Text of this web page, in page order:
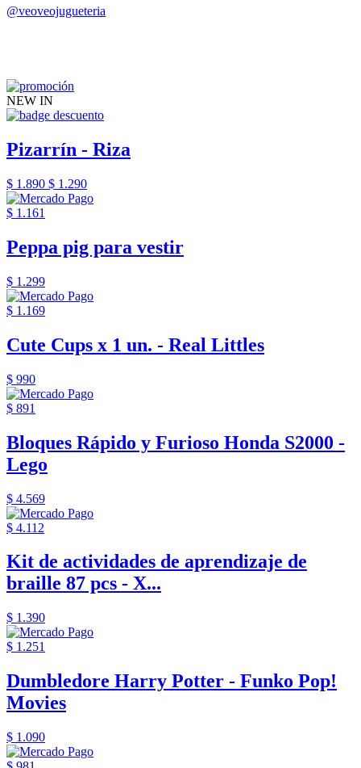
@veoveojugueteria
NEW IN
Pizarrín - Riza
$ 1.890 $ 1.290
$ 1.161
Peppa pig para vestir
$ 1.299
$ 1.169
Cute Cups x 1 un. - Real Littles
$ 990
$ 891
Bloques Rápido y Furioso Honda S2000 -
Lego
$ 4.569
$ 4.112
Kit de actividades de aprendizaje de
braille 87 pcs - X...
$ 1.390
$ 1.251
Dumbledore Harry Potter - Funko Pop!
Movies
$ 1.090